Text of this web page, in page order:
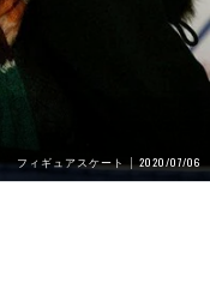
フィギュアスケート 2020/07/06